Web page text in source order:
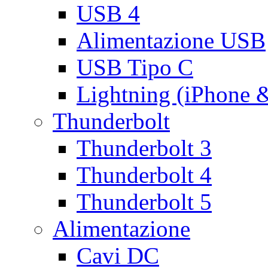
USB 4
Alimentazione USB
USB Tipo C
Lightning (iPhone
Thunderbolt
Thunderbolt 3
Thunderbolt 4
Thunderbolt 5
Alimentazione
Cavi DC